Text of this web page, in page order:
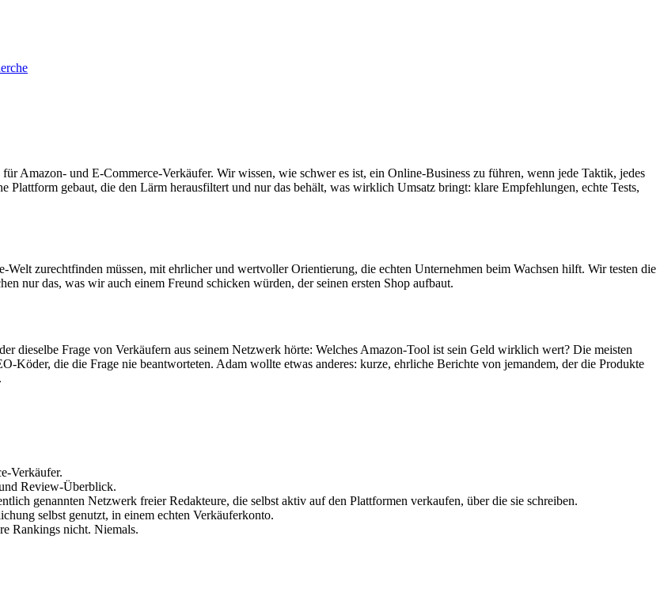
Amazon- und E-Commerce-Verkäufer. Wir wissen, wie schwer es ist, ein Online-Business zu führen, wenn jede Taktik, jedes
gebaut, die den Lärm herausfiltert und nur das behält, was wirklich Umsatz bringt: klare Empfehlungen, echte Tests,
zurechtfinden müssen, mit ehrlicher und wertvoller Orientierung, die echten Unternehmen beim Wachsen hilft. Wir testen die
nur das, was wir auch einem Freund schicken würden, der seinen ersten Shop aufbaut.
dieselbe Frage von Verkäufern aus seinem Netzwerk hörte: Welches Amazon-Tool ist sein Geld wirklich wert? Die meisten
Köder, die die Frage nie beantworteten. Adam wollte etwas anderes: kurze, ehrliche Berichte von jemandem, der die Produkte
Verkäufer.
Review-Überblick.
genannten Netzwerk freier Redakteure, die selbst aktiv auf den Plattformen verkaufen, über die sie schreiben.
selbst genutzt, in einem echten Verkäuferkonto.
Rankings nicht. Niemals.